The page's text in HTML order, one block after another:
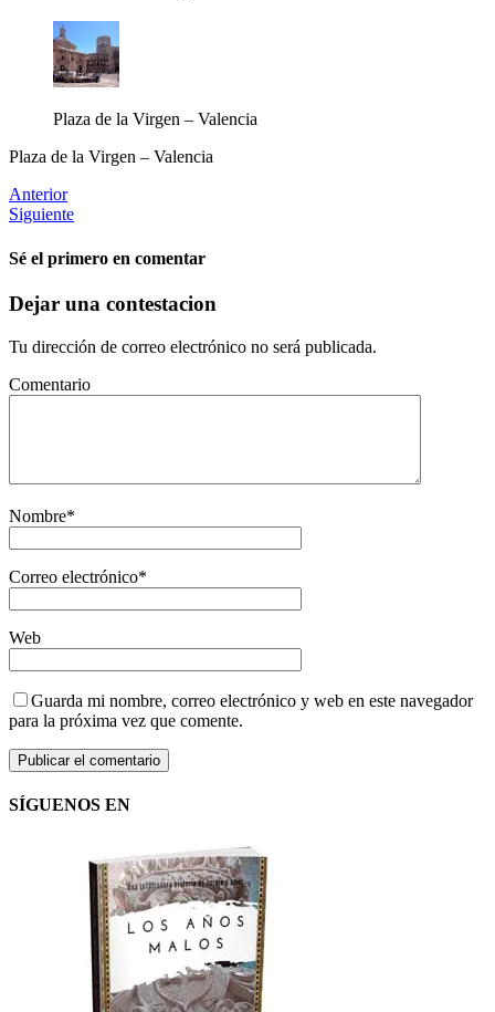
Plaza de la Virgen – Valencia
Plaza de la Virgen – Valencia
Anterior
Siguiente
Sé el primero en comentar
Dejar una contestacion
Tu dirección de correo electrónico no será publicada.
Comentario
Nombre*
Correo electrónico*
Web
Guarda mi nombre, correo electrónico y web en este navegador
para la próxima vez que comente.
SÍGUENOS EN